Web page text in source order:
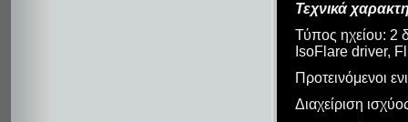
Τεχνικά
Τύπος ηχείου:
IsoFlare driver,
Προτεινόμενοι
Διαχείριση